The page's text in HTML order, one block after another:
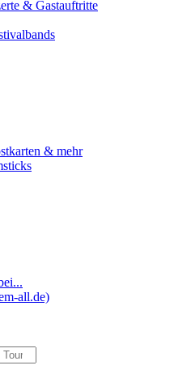
& Gastauftritte
& mehr
all.de)